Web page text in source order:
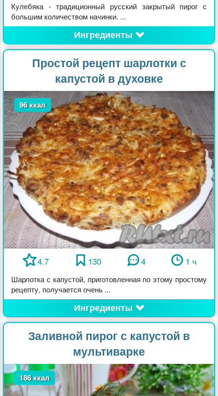
Кулебяка - традиционный русский закрытый пирог с
большим количеством начинки. ...
Ингредиенты
Простой рецепт шарлотки с
капустой в духовке
96 ккал
4.7 130 4 1 ч
Шарлотка с капустой, приготовленная по этому простому
рецепту, получается очень ...
Ингредиенты
Заливной пирог с капустой в
мультиварке
186 ккал